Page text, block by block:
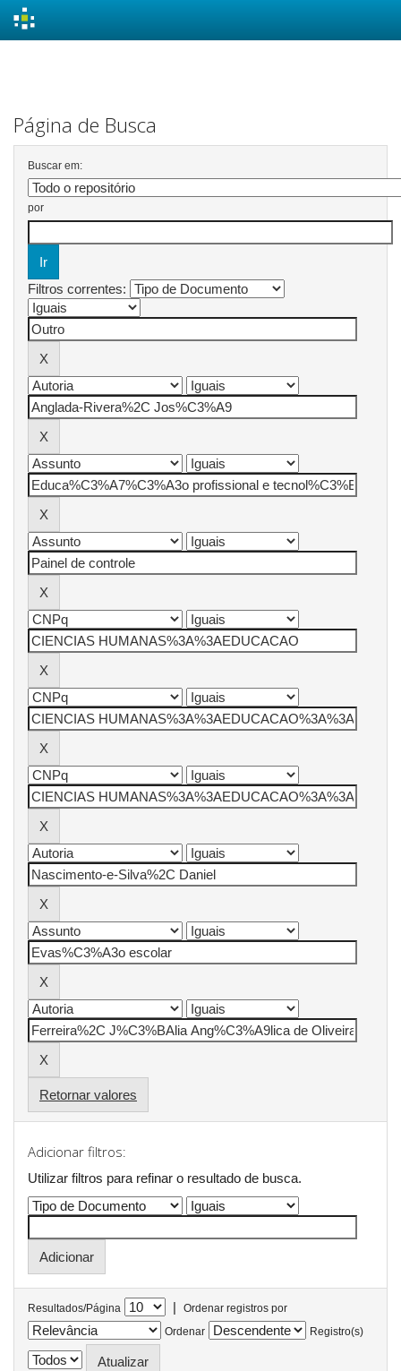
Página de Busca
Buscar em:
por
Filtros correntes:
Retornar valores
Adicionar filtros:
Utilizar filtros para refinar o resultado de busca.
Resultados/Página |
Ordenar registros por
Ordenar
Registro(s)